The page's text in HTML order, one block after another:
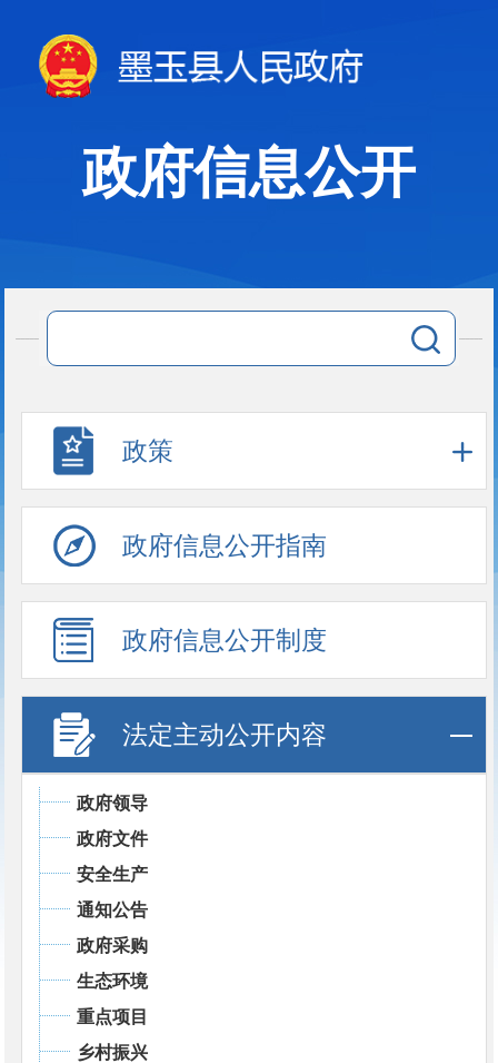
政府信息公开
政策
政府信息公开指南
政府信息公开制度
法定主动公开内容
政府领导
政府文件
安全生产
通知公告
政府采购
生态环境
重点项目
乡村振兴